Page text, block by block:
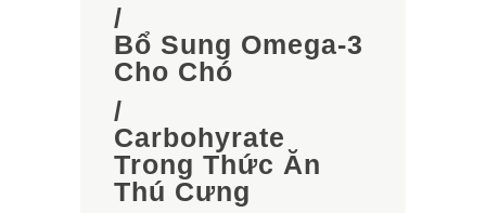
/
Bổ Sung Omega-3
Cho Chó
/
Carbohyrate
Trong Thức Ăn
Thú Cưng